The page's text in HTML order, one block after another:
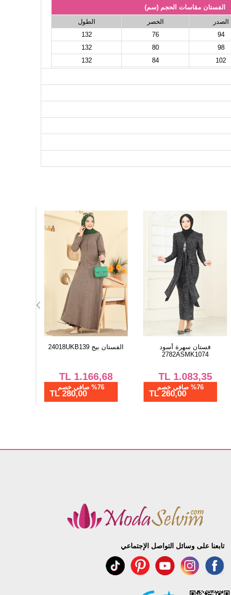
الفستان مقاسات الحجم (سم)
الصدر الخصر
الطول
94
76
132
98
80
132
102
84
132
110
94
132
114
96
132
فستان سهرة أسود
1.083,35
TL
%76 صافي خصم
260,00 TL
الفستان أسود 502OZN1046
770,84
TL
%76 صافي خصم
185,00 TL
تابعنا على وسائل التواصل الإجتماعي